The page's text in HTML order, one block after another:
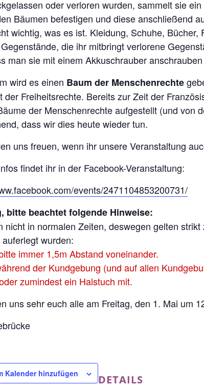
oder verloren wurden, sammelt sie
Bäumen befestigen und diese anschließend
wichtig, was es ist. Kleidung, Schuhe,
die ihr mitbringt verlorene
man sie mit einem Akkuschrauber
wird es einen Baum der Menschenrechte
der Freiheitsrechte. Bereits zur Zeit der
der Menschenrechte aufgestellt (und von
dass wir dies heute wieder tun.
uns freuen, wenn ihr unsere Veranstaltung
findet ihr in der Facebook-Veranstaltung:
events/2471104853200731/
bitte beachtet folgende Hinweise:
nicht in normalen Zeiten, deswegen gelten
wurden:
immer 1,5m Abstand voneinander.
der Kundgebung (und auf allen
zumindest ein Halstuch mit.
uns sehr euch alle am Freitag, den 1. Mai um
Kalender hinzufügen DETAILS